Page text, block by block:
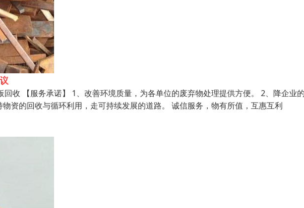
收 【服务承诺】 1、改善环境质量，为各单位的废弃物处理提供方便。 2、降企业
资的回收与循环利用，走可持续发展的道路。 诚信服务，物有所值，互惠互利